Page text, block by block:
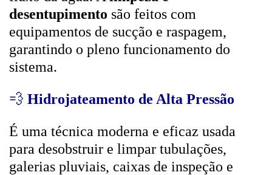
desentupimento são feitos com
equipamentos de sucção e raspagem,
garantindo o pleno funcionamento do
sistema.
💨 Hidrojateamento de Alta Pressão
É uma técnica moderna e eficaz usada
para desobstruir e limpar tubulações,
galerias pluviais, caixas de inspeção e